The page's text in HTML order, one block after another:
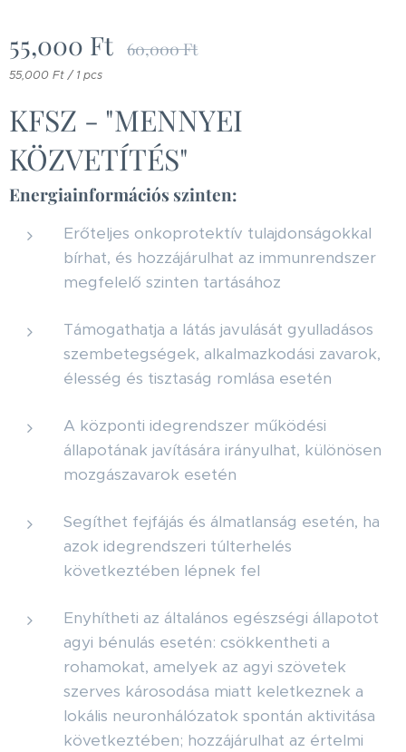
55,000 Ft 60,000Ft
55,000 Ft / 1 pcs
KFSZ - "MENNYEI
KÖZVETÍTÉS"
Energiainformációs szinten:
Erőteljes onkoprotektív tulajdonságokkal
bírhat, és hozzájárulhat az immunrendszer
megfelelő szinten tartásához
Támogathatja a látás javulását gyulladásos
szembetegségek, alkalmazkodási zavarok,
élesség és tisztaság romlása esetén
A központi idegrendszer működési
állapotának javítására irányulhat, különösen
mozgászavarok esetén
Segíthet fejfájás és álmatlanság esetén, ha
azok idegrendszeri túlterhelés
következtében lépnek fel
Enyhítheti az általános egészségi állapotot
agyi bénulás esetén: csökkentheti a
rohamokat, amelyek az agyi szövetek
szerves károsodása miatt keletkeznek a
lokális neuronhálózatok spontán aktivitása
következtében; hozzájárulhat az értelmi